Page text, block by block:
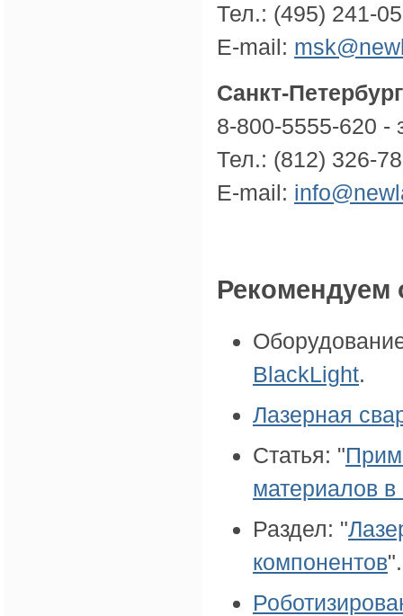
Тел.: (495) 241-
E-mail:
Санкт-
8-800-5555-620 -
Тел.: (812) 326-
E-mail:
Рекомендуем
BlackLight.
Лазерная
Статья: "
материалов
Раздел: "
компонентов".